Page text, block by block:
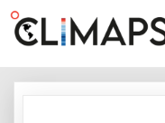
Skip
Climaps.org
Mapas de acción